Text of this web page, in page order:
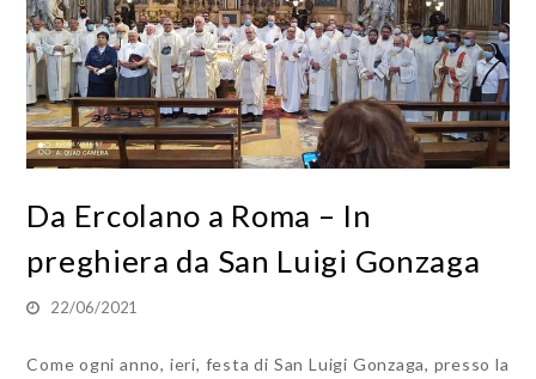
Da Ercolano a Roma – In
preghiera da San Luigi Gonzaga
22/06/2021
Come ogni anno, ieri, festa di San Luigi Gonzaga, presso la